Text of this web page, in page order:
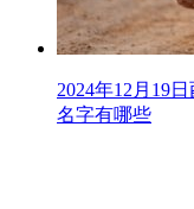
2024年12月19
名字有哪些